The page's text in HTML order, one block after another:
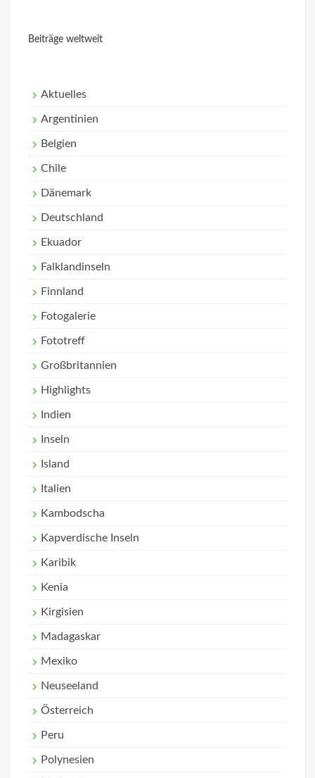
Beiträge weltweit
Aktuelles
Argentinien
Belgien
Chile
Dänemark
Deutschland
Ekuador
Falklandinseln
Finnland
Fotogalerie
Fototreff
Großbritannien
Highlights
Indien
Inseln
Island
Italien
Kambodscha
Kapverdische Inseln
Karibik
Kenia
Kirgisien
Madagaskar
Mexiko
Neuseeland
Österreich
Peru
Polynesien